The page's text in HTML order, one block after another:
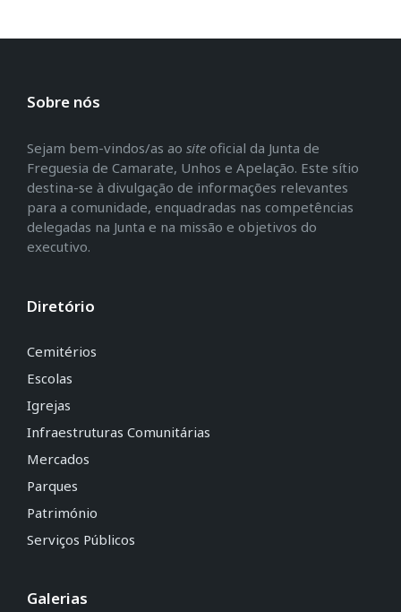
Sobre nós
Sejam bem-vindos/as ao site oficial da Junta de
Freguesia de Camarate, Unhos e Apelação. Este sítio
destina-se à divulgação de informações relevantes
para a comunidade, enquadradas nas competências
delegadas na Junta e na missão e objetivos do
executivo.
Diretório
Cemitérios
Escolas
Igrejas
Infraestruturas Comunitárias
Mercados
Parques
Património
Serviços Públicos
Galerias